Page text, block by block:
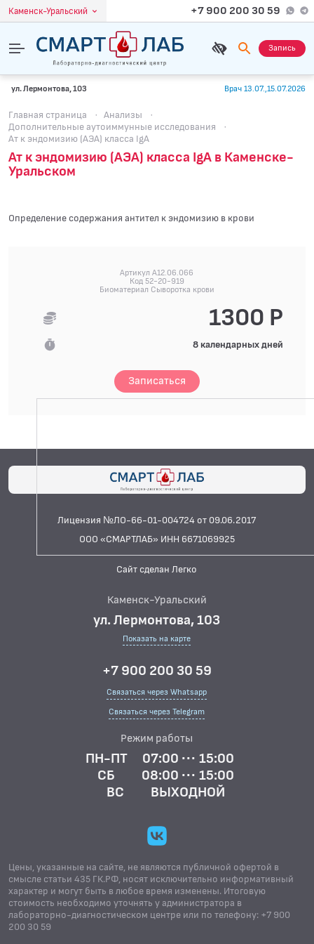
Каменск-Уральский +7 900 200 30 59
Запись
ул. Лермонтова, 103 Врач 13.07.,15.07.2026
Главная страница · Анализы
·
Дополнительные аутоиммунные исследования
·
Ат к эндомизию (АЭА) класса IgA
Ат к эндомизию (АЭА) класса IgA в Каменске-
Уральском
Определение содержания антител к эндомизию в крови
Артикул A12.06.066
Код 52-20-919
Биоматериал Сыворотка крови
1300 Р
8 календарных дней
Записаться
Лицензия №ЛО-66-01-004724 от 09.06.2017
ООО «СМАРТЛАБ» ИНН 6671069925
Сайт сделан Легко
Каменск-Уральский
ул. Лермонтова, 103
Показать на карте
+7 900 200 30 59
Связаться через Whatsapp
Связаться через Telegram
Режим работы
ПН-ПТ
07:00 ··· 15:00
СБ
08:00 ··· 15:00
ВС
ВЫХОДНОЙ
Цены, указанные на сайте, не являются публичной офертой в
смысле статьи 435 ГК.РФ, носят исключительно информативный
характер и могут быть в любое время изменены. Итоговую
стоимость необходимо уточнять у администратора в
лабораторно-диагностическом центре или по телефону: +7 900
200 30 59